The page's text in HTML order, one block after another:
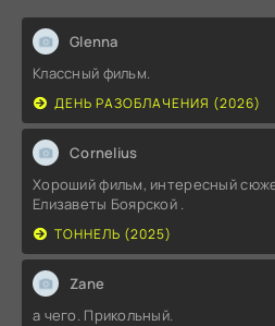
Glenna
Классный фильм.
ДЕНЬ РАЗОБЛАЧЕНИЯ (2026)
Cornelius
Хороший фильм, интересный
Елизаветы Боярской .
ТОННЕЛЬ (2025)
Zane
а чего. Прикольный.